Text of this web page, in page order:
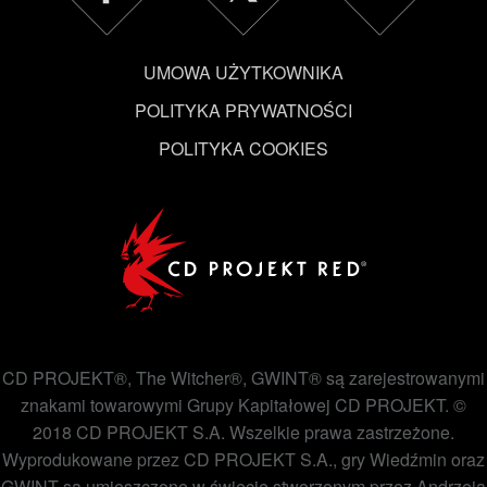
UMOWA UŻYTKOWNIKA
POLITYKA PRYWATNOŚCI
POLITYKA COOKIES
CD PROJEKT®, The Witcher®, GWINT® są zarejestrowanymi
znakami towarowymi Grupy Kapitałowej CD PROJEKT. ©
2018 CD PROJEKT S.A. Wszelkie prawa zastrzeżone.
Wyprodukowane przez CD PROJEKT S.A., gry Wiedźmin oraz